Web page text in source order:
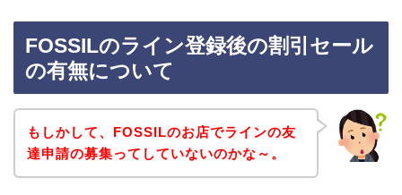
FOSSILのライン登録後の割引セール
の有無について
もしかして、FOSSILのお店でラインの友
達申請の募集ってしていないのかな～。